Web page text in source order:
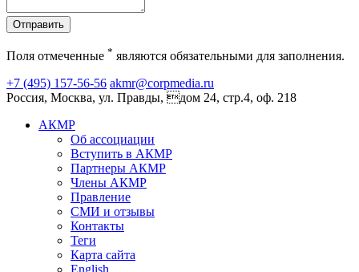
Отправить
Поля отмеченные * являются обязательными для заполнения.
+7 (495) 157-56-56 akmr@corpmedia.ru
Россия, Москва, ул. Правды, дом 24, стр.4, оф. 218
АКМР
Об ассоциации
Вступить в АКМР
Партнеры АКМР
Члены АКМР
Правление
СМИ и отзывы
Контакты
Теги
Карта сайта